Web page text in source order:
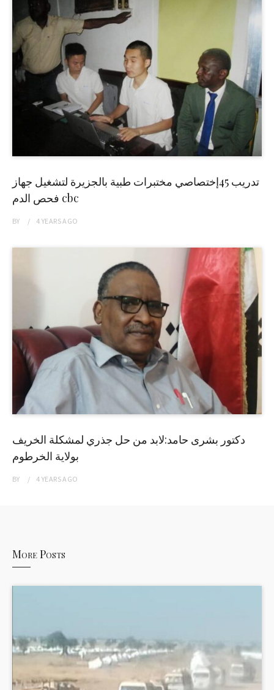
تدريب 45إختصاصي مختبرات طبية بالجزيرة لتشغيل جهاز
فحص الدم cbc
BY 4 YEARSAGO
دكتور بشرى حامد:لابد من حل جذري لمشكلة الخريف
بولاية الخرطوم
BY 4 YEARSAGO
More Posts